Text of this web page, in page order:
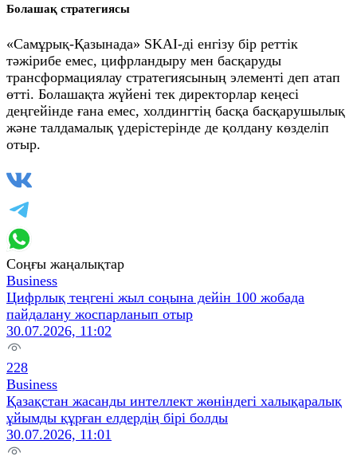
Болашақ стратегиясы
«Самұрық-Қазынада» SKAI-ді енгізу бір реттік
тәжірибе емес, цифрландыру мен басқаруды
трансформациялау стратегиясының элементі деп атап
өтті. Болашақта жүйені тек директорлар кеңесі
деңгейінде ғана емес, холдингтің басқа басқарушылық
және талдамалық үдерістерінде де қолдану көзделіп
отыр.
Соңғы жаңалықтар
Business
Цифрлық теңгені жыл соңына дейін 100 жобада
пайдалану жоспарланып отыр
30.07.2026, 11:02
228
Business
Қазақстан жасанды интеллект жөніндегі халықаралық
ұйымды құрған елдердің бірі болды
30.07.2026, 11:01